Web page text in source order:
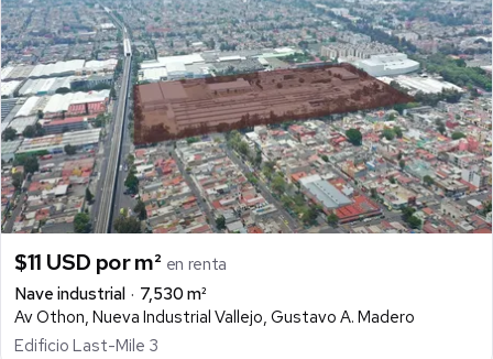
$11 USD por m² en renta
Nave industrial
7,530 m²
Av Othon, Nueva Industrial Vallejo, Gustavo A. Madero
Edificio Last-Mile 3